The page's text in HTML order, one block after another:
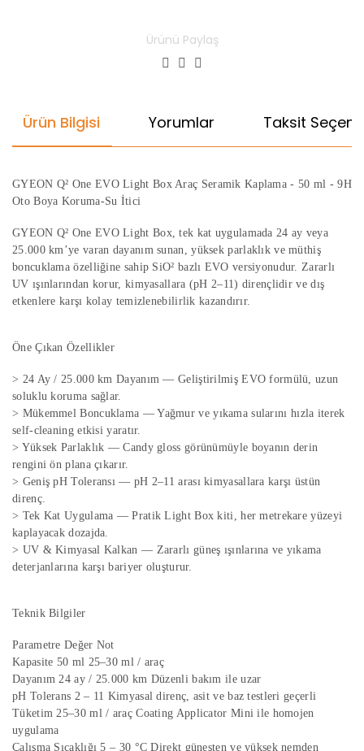
Ürünü Paylaş
Ürün Bilgisi Yorumlar Taksit
GYEON Q² One EVO Light Box Araç Seramik Kaplama - 50 ml - 9H
Oto Boya Koruma-Su İtici
GYEON Q² One EVO Light Box, tek kat uygulamada 24 ay veya
25.000 km’ye varan dayanım sunan, yüksek parlaklık ve müthiş
boncuklama özelliğine sahip SiO² bazlı EVO versiyonudur. Zararlı
UV ışınlarından korur, kimyasallara (pH 2–11) dirençlidir ve dış
etkenlere karşı kolay temizlenebilirlik kazandırır.
Öne Çıkan Özellikler
> 24 Ay / 25.000 km Dayanım — Geliştirilmiş EVO formülü, uzun
soluklu koruma sağlar.
> Mükemmel Boncuklama — Yağmur ve yıkama sularını hızla iterek
self-cleaning etkisi yaratır.
> Yüksek Parlaklık — Candy gloss görünümüyle boyanın derin
rengini ön plana çıkarır.
> Geniş pH Toleransı — pH 2–11 arası kimyasallara karşı üstün
direnç.
> Tek Kat Uygulama — Pratik Light Box kiti, her metrekare yüzeyi
kaplayacak dozajda.
> UV & Kimyasal Kalkan — Zararlı güneş ışınlarına ve yıkama
deterjanlarına karşı bariyer oluşturur.
Teknik Bilgiler
Parametre Değer Not
Kapasite 50 ml 25–30 ml / araç
Dayanım 24 ay / 25.000 km Düzenli bakım ile uzar
pH Tolerans 2 – 11 Kimyasal direnç, asit ve baz testleri geçerli
Tüketim 25–30 ml / araç Coating Applicator Mini ile homojen
uygulama
Çalışma Sıcaklığı 5 – 30 °C Direkt güneşten ve yüksek nemden